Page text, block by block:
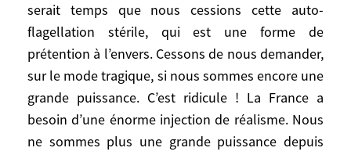
serait temps que nous cessions cette auto-
flagellation stérile, qui est une forme de
prétention à l’envers. Cessons de nous demander,
sur le mode tragique, si nous sommes encore une
grande puissance. C’est ridicule ! La France a
besoin d’une énorme injection de réalisme. Nous
ne sommes plus une grande puissance depuis
Oui, bien sûr, la question ne se pose même
pas. La France n’est pas une vieille actrice
qui demande un « rôle ». Elle a toujours,
quoi qu’il arrive, des intérêts vitaux à
défendre, et des professionnels pour le
faire.